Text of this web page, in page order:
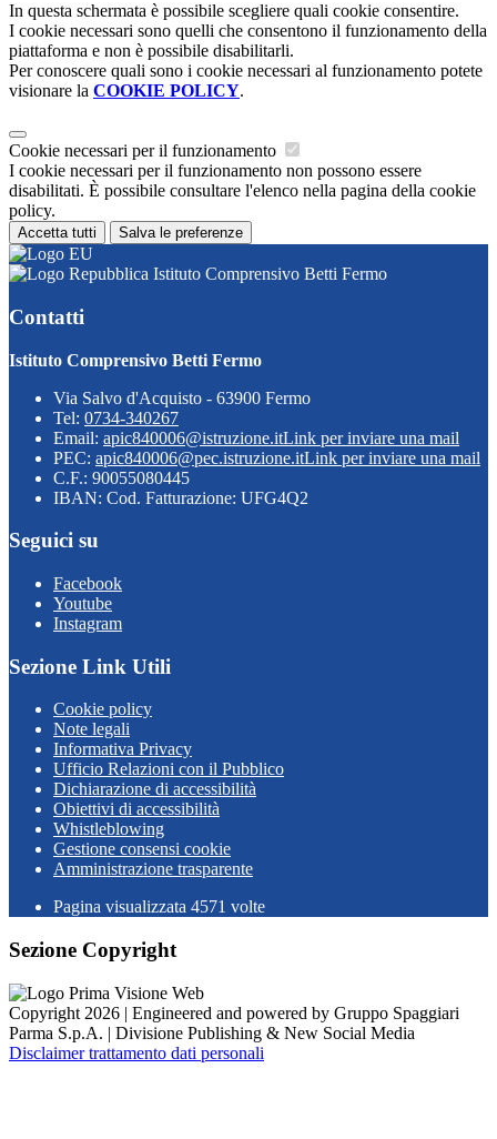
In questa schermata è possibile scegliere quali cookie consentire.
I cookie necessari sono quelli che consentono il funzionamento della
piattaforma e non è possibile disabilitarli.
Per conoscere quali sono i cookie necessari al funzionamento potete
visionare la COOKIE POLICY.
Cookie necessari per il funzionamento
I cookie necessari per il funzionamento non possono essere
disabilitati. È possibile consultare l'elenco nella pagina della cookie
policy.
Accetta tutti Salva le preferenze
Istituto Comprensivo Betti Fermo
Contatti
Istituto Comprensivo Betti Fermo
Via Salvo d'Acquisto - 63900 Fermo
Tel: 0734-340267
Email: apic840006@istruzione.itLink per inviare una mail
PEC: apic840006@pec.istruzione.itLink per inviare una mail
C.F.: 90055080445
IBAN: Cod. Fatturazione: UFG4Q2
Seguici su
Facebook
Youtube
Instagram
Sezione Link Utili
Cookie policy
Note legali
Informativa Privacy
Ufficio Relazioni con il Pubblico
Dichiarazione di accessibilità
Obiettivi di accessibilità
Whistleblowing
Gestione consensi cookie
Amministrazione trasparente
Pagina visualizzata 4571 volte
Sezione Copyright
Copyright 2026 | Engineered and powered by Gruppo Spaggiari
Parma S.p.A. | Divisione Publishing & New Social Media
Disclaimer trattamento dati personali